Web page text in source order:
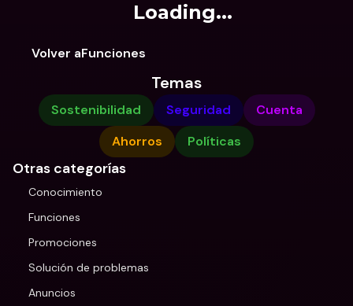
Loading...
Volver aFunciones
Temas
Sostenibilidad Seguridad
Cuenta
Ahorros
Políticas
Otras categorías
Conocimiento
Funciones
Promociones
Solución de problemas
Anuncios